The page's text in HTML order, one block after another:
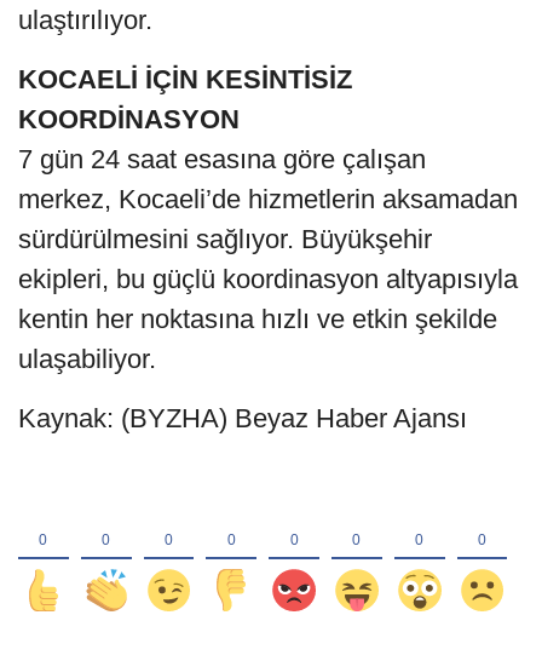
ulaştırılıyor.
KOCAELİ İÇİN KESİNTİSİZ
KOORDİNASYON
7 gün 24 saat esasına göre çalışan
merkez, Kocaeli’de hizmetlerin aksamadan
sürdürülmesini sağlıyor. Büyükşehir
ekipleri, bu güçlü koordinasyon altyapısıyla
kentin her noktasına hızlı ve etkin şekilde
ulaşabiliyor.
Kaynak: (BYZHA) Beyaz Haber Ajansı